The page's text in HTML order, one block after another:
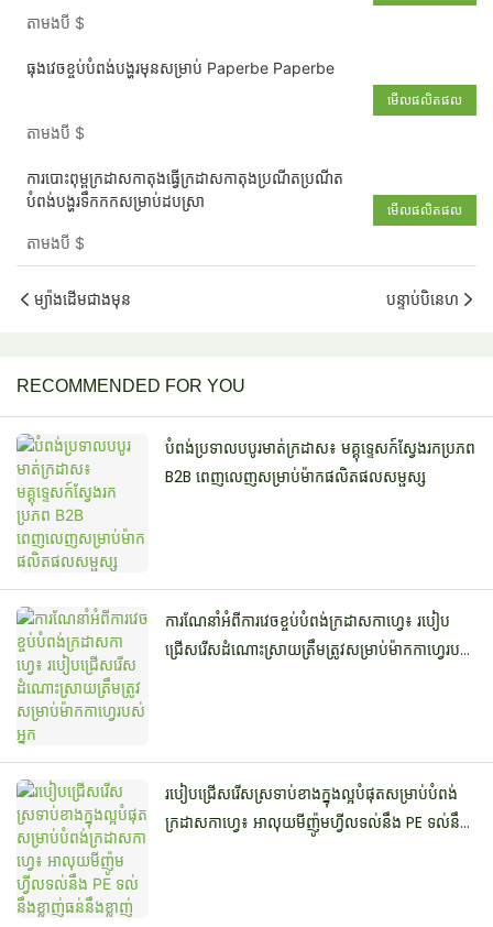
តាមងបី $
ធុងវេចខ្ចប់បំពង់បង្ហូរមុនសម្រាប់ Paperbe Paperbe
តាមងបី $
មើលផលិតផល
ការបោះពុម្ពក្រដាសកាតុងធ្វើក្រដាសកាតុងប្រណីតប្រណីត
បំពង់បង្ហូរទឹកកកសម្រាប់ដបស្រា
តាមងបី $
មើលផលិតផល
ម្យ៉ាងដើមជាងមុន បន្ទាប់បិនេហ
RECOMMENDED FOR YOU
បំពង់ប្រទាលបបូរមាត់ក្រដាស៖ មគ្គុទ្ទេសក៍ស្វែងរកប្រភព
B2B ពេញលេញសម្រាប់ម៉ាកផលិតផលសម្ផស្ស
ការណែនាំអំពីការវេចខ្ចប់បំពង់ក្រដាសកាហ្វេ៖ របៀប
ជ្រើសរើសដំណោះស្រាយត្រឹមត្រូវសម្រាប់ម៉ាកកាហ្វេរបស់
របៀបជ្រើសរើសស្រទាប់ខាងក្នុងល្អបំផុតសម្រាប់បំពង់
ក្រដាសកាហ្វេ៖ អាលុយមីញ៉ូមហ្វីលទល់នឹង PE ទល់នឹង